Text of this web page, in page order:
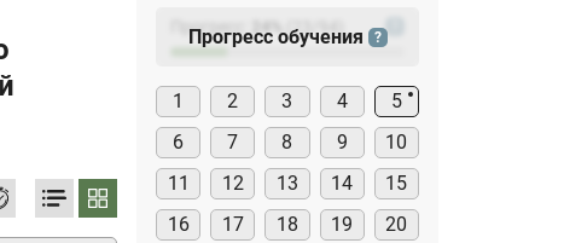
Прогресс: (23
Прогресс обучения ?
1 2 3 4
5
6
7 8 9
10
11
12 13 14
15
16
17 18 19
20